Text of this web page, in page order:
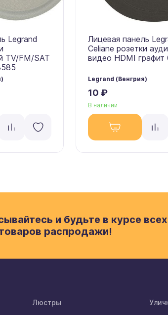
Legrand
TV/FM/SAT
Лицевая панель
Celiane розетки
видео HDMI графит
Legrand (Венгрия)
10 ₽
В наличии
и будьте в курсе
распродажи!
Люстры